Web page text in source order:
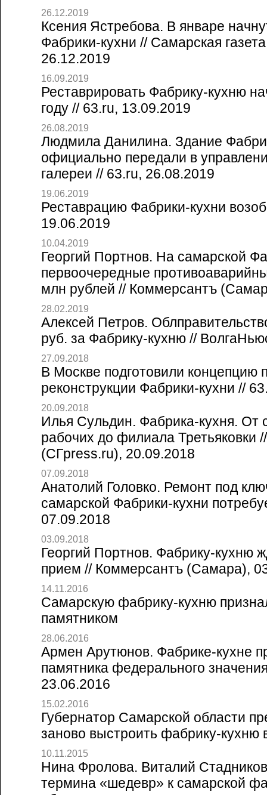
26.12.2019
Ксения Ястребова. В январе
Фабрики-кухни // Самарская
26.12.2019
16.09.2019
Реставрировать Фабрику-кухню
году // 63.ru, 13.09.2019
26.08.2019
Людмила Данилина. Здание
официально передали в
галереи // 63.ru, 26.08.2019
19.06.2019
Реставрацию Фабрики-кухни
19.06.2019
10.04.2019
Георгий Портнов. На самарской
первоочередные
млн рублей // Коммерсантъ
28.02.2019
Алексей Петров.
руб. за Фабрику-кухню //
27.09.2018
В Москве подготовили концепцию
реконструкции Фабрики-кухни //
20.09.2018
Илья Сульдин. Фабрика-кухня. От
рабочих до филиала Третьяковки
(СГpress.ru), 20.09.2018
07.09.2018
Анатолий Головко. Ремонт под
самарской Фабрики-кухни
07.09.2018
03.09.2018
Георгий Портнов. Фабрику-кухню
прием // Коммерсантъ (Самара),
14.11.2016
Самарскую фабрику-кухню
памятником
28.06.2016
Армен Арутюнов. Фабрике-кухне
памятника федерального
23.06.2016
15.02.2016
Губернатор Самарской области
заново выстроить фабрику-кухню
10.11.2015
Нина Фролова. Виталий
термина «шедевр» к самарской